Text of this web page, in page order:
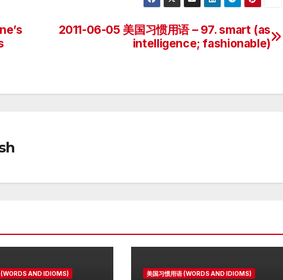
2011-06-05 美国习惯用语 – 97. smart (as
intelligence; fashionable)
(WORDS AND IDIOMS) 美国习惯用语 (WORDS AND IDIOMS)